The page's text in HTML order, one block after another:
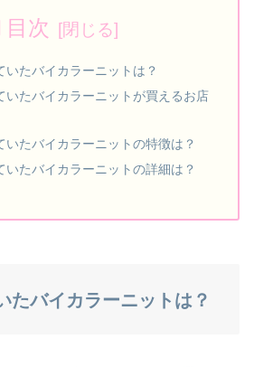
目次
いたバイカラーニットは？
いたバイカラーニットが買えるお店
いたバイカラーニットの特徴は？
いたバイカラーニットの詳細は？
たバイカラーニットは？